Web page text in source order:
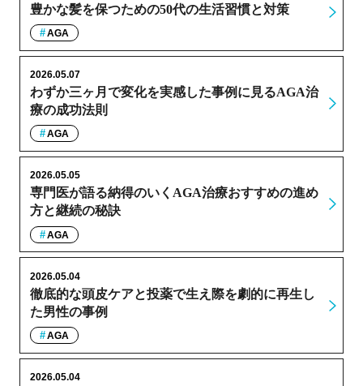
豊かな髪を保つための50代の生活習慣と対策
AGA
わずか三ヶ月で変化を実感した事例に見るAGA治
療の成功法則
2026.05.07
AGA
専門医が語る納得のいくAGA治療おすすめの進め
方と継続の秘訣
2026.05.05
AGA
徹底的な頭皮ケアと投薬で生え際を劇的に再生し
た男性の事例
2026.05.04
AGA
2026.05.04